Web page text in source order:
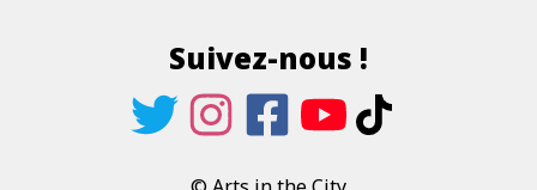
Suivez-nous !